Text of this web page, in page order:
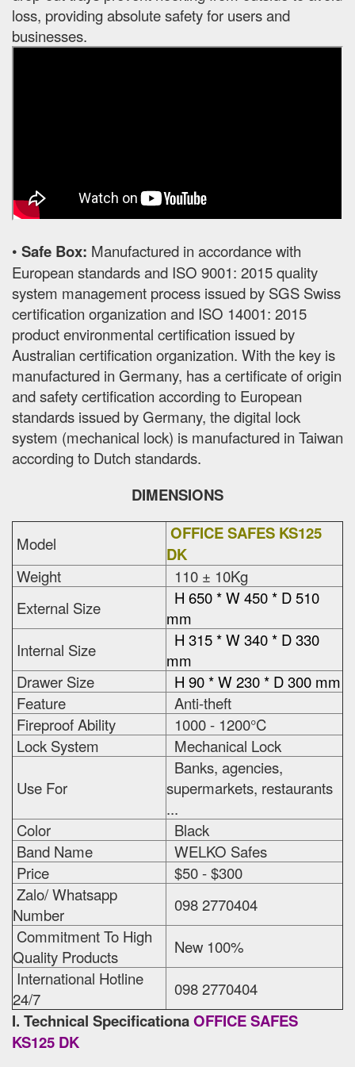
loss, providing absolute safety for users and
businesses.
• Safe Box: Manufactured in accordance with
European standards and ISO 9001: 2015 quality
system management process issued by SGS Swiss
certification organization and ISO 14001: 2015
product environmental certification issued by
Australian certification organization. With the key is
manufactured in Germany, has a certificate of origin
and safety certification according to European
standards issued by Germany, the digital lock
system (mechanical lock) is manufactured in Taiwan
according to Dutch standards.
DIMENSIONS
Model
OFFICE SAFES KS125
DK
Weight
110 ± 10Kg
External Size
H 650 * W 450 * D 510
mm
Internal Size
H 315 * W 340 * D 330
mm
Drawer Size
H 90 * W 230 * D 300 mm
Feature
Anti-theft
Fireproof Ability
1000 - 1200°C
Lock System
Mechanical Lock
Use For
Banks, agencies,
supermarkets, restaurants
...
Color
Black
Band Name
WELKO Safes
Price
$50 - $300
Zalo/ Whatsapp
Number
098 2770404
Commitment To High
Quality Products
New 100%
International Hotline
24/7
098 2770404
I. Technical SpecificationaOFFICE SAFES
KS125 DK